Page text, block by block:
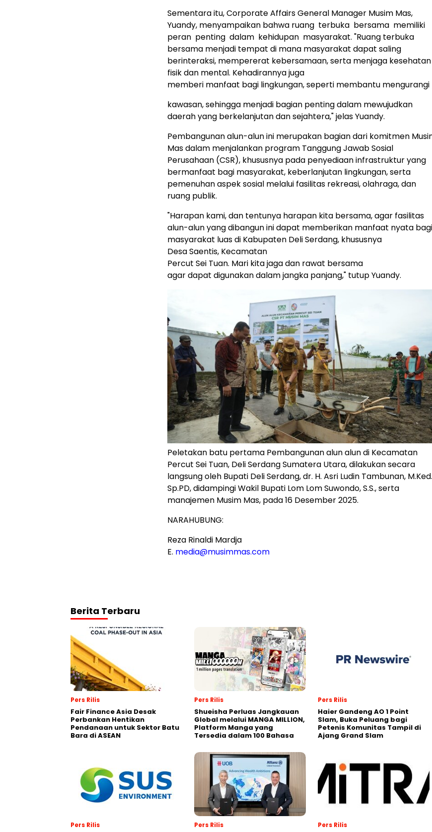
Sementara itu, Corporate Affairs General Manager Musim Mas,
Yuandy, menyampaikan bahwa ruang terbuka bersama memiliki
peran penting dalam kehidupan masyarakat. "Ruang terbuka
bersama menjadi tempat di mana masyarakat dapat saling
berinteraksi, mempererat kebersamaan, serta menjaga kesehatan
fisik dan mental. Kehadirannya juga
memberi manfaat bagi lingkungan, seperti membantu mengurangi
kawasan, sehingga menjadi bagian penting dalam mewujudkan
daerah yang berkelanjutandan sejahtera," jelas Yuandy.
Pembangunan alun-alun ini merupakan bagian dari komitmen
Mas dalam menjalankan program Tanggung Jawab Sosial
Perusahaan (CSR), khususnya pada penyediaan infrastruktur yang
bermanfaat bagi masyarakat, keberlanjutan lingkungan, serta
pemenuhan aspek sosial melalui fasilitas rekreasi, olahraga, dan
ruang publik.
"Harapan kami, dan tentunya harapan kita bersama, agar fasilitas
alun-alun yang dibangun ini dapat memberikan manfaat nyata bagi
masyarakat luas di Kabupaten Deli Serdang, khususnya
Desa Saentis, Kecamatan
Percut Sei Tuan. Mari kita jaga dan rawat bersama
agar dapat digunakan dalam jangka panjang," tutup Yuandy.
Peletakan batu pertama Pembangunan alun alun di Kecamatan
Percut Sei Tuan, Deli Serdang Sumatera Utara, dilakukan secara
langsung oleh Bupati Deli Serdang, dr. H. Asri Ludin Tambunan,
Sp.PD, didampingi Wakil Bupati Lom Lom Suwondo, S.S., serta
manajemen Musim Mas, pada 16 Desember 2025.
NARAHUBUNG:
Reza Rinaldi Mardja
E. media@musimmas.com
Berita Terbaru
Pers Rilis
Fair Finance Asia Desak
Perbankan Hentikan
Pendanaan untuk Sektor Batu
Bara di ASEAN
Pers Rilis
Shueisha Perluas Jangkauan
Global melalui MANGA MILLION,
Platform Manga yang
Tersedia dalam 100 Bahasa
Pers Rilis
Haier Gandeng AO 1 Point
Slam, Buka Peluang bagi
Petenis Komunitas Tampil di
Ajang Grand Slam
Pers Rilis Pers Rilis Pers Rilis